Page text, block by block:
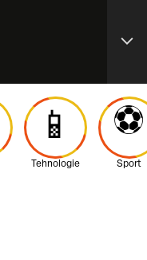
expand_more
📱
Tehnologie
⚽️
Sport